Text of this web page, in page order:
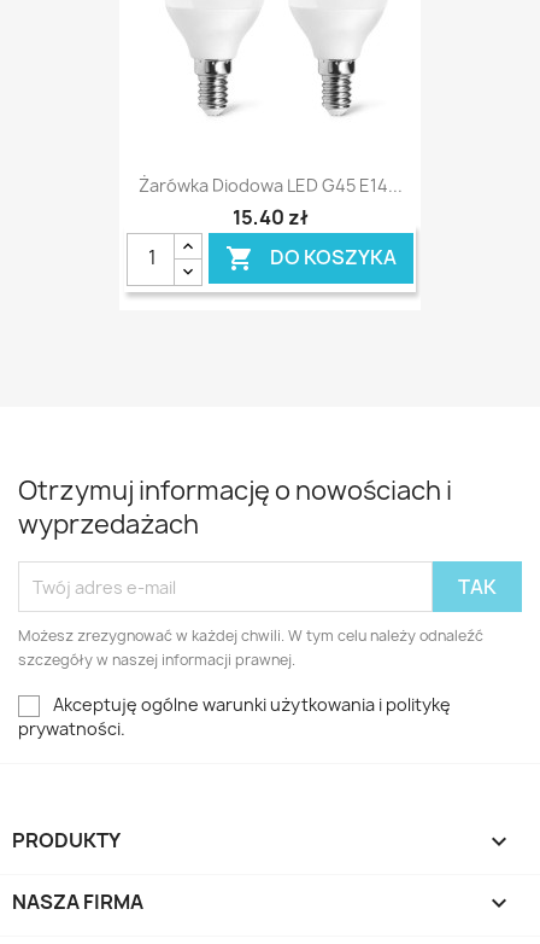
Żarówka Diodowa LED G45 E14...
15,40 zł
 DO KOSZYKA
Otrzymuj informację o nowościach i
wyprzedażach
Możesz zrezygnować w każdej chwili. W tym celu należy odnaleźć
szczegóły w naszej informacji prawnej.
Akceptuję ogólne warunki użytkowania i politykę
prywatności.
PRODUKTY 
NASZA FIRMA 